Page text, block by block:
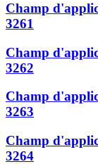
Champ
3261
Champ
3262
Champ
3263
Champ
3264